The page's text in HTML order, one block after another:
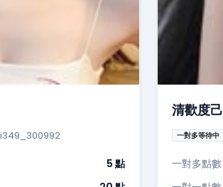
i349_300992
5 點
清歡度己
一對多等待中
一對多點數